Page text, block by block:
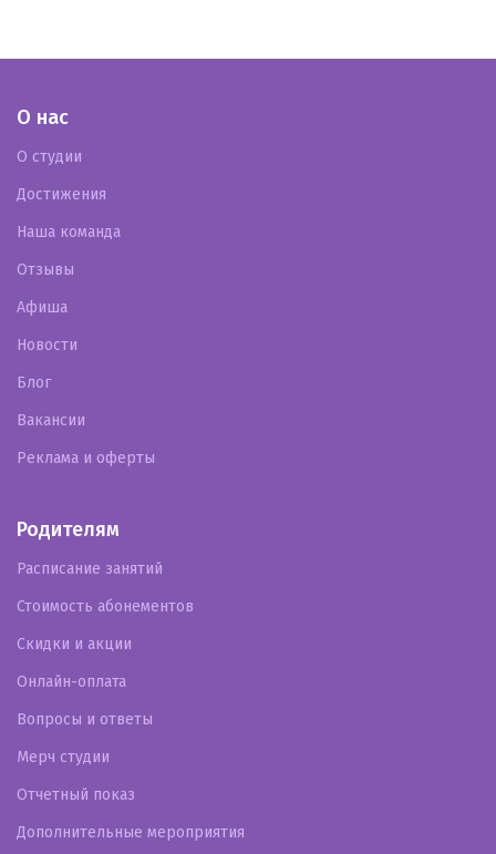
О нас
О студии
Достижения
Наша команда
Отзывы
Афиша
Новости
Блог
Вакансии
Реклама и оферты
Родителям
Расписание занятий
Стоимость абонементов
Скидки и акции
Онлайн-оплата
Вопросы и ответы
Мерч студии
Отчетный показ
Дополнительные мероприятия